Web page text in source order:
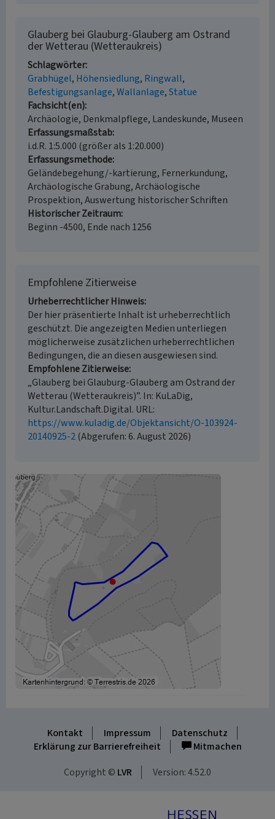
Glauberg bei Glauburg-Glauberg am Ostrand
der Wetterau (Wetteraukreis)
Schlagwörter
Grabhügel Höhensiedlung Ringwall
Befestigungsanlage Wallanlage Statue
Fachsicht(en)
Archäologie, Denkmalpflege, Landeskunde, Museen
Erfassungsmaßstab
i.d.R. 1:5.000 (größer als 1:20.000)
Erfassungsmethode
Geländebegehung/-kartierung, Fernerkundung,
Archäologische Grabung, Archäologische
Prospektion, Auswertung historischer Schriften
Historischer Zeitraum
Beginn -4500, Ende nach 1256
Empfohlene Zitierweise
Urheberrechtlicher Hinweis
Der hier präsentierte Inhalt ist urheberrechtlich
geschützt. Die angezeigten Medien unterliegen
möglicherweise zusätzlichen urheberrechtlichen
Bedingungen, die an diesen ausgewiesen sind.
Empfohlene Zitierweise
„Glauberg bei Glauburg-Glauberg am Ostrand der
Wetterau (Wetteraukreis)”. In: KuLaDig,
Kultur.Landschaft.Digital. URL:
https://www.kuladig.de/Objektansicht/O-103924-
20140925-2(Abgerufen: 6. August 2026)
Kontakt Impressum
Datenschutz
Erklärung zur Barrierefreiheit
Mitmachen
Copyright © LVR Version: 4.52.0